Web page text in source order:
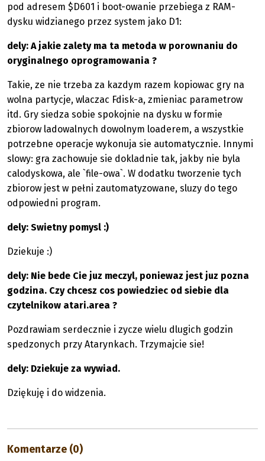
pod adresem $D601 i boot-owanie przebiega z RAM-
dysku widzianego przez system jako D1:
dely: A jakie zalety ma ta metoda w porownaniu do
oryginalnego oprogramowania ?
Takie, ze nie trzeba za kazdym razem kopiowac gry na
wolna partycje, wlaczac Fdisk-a, zmieniac parametrow
itd. Gry siedza sobie spokojnie na dysku w formie
zbiorow ladowalnych dowolnym loaderem, a wszystkie
potrzebne operacje wykonuja sie automatycznie. Innymi
slowy: gra zachowuje sie dokladnie tak, jakby nie byla
calodyskowa, ale `file-owa`. W dodatku tworzenie tych
zbiorow jest w pełni zautomatyzowane, sluzy do tego
odpowiedni program.
dely: Swietny pomysl :)
Dziekuje :)
dely: Nie bede Cie juz meczyl, poniewaz jest juz pozna
godzina. Czy chcesz cos powiedziec od siebie dla
czytelnikow atari.area ?
Pozdrawiam serdecznie i zycze wielu dlugich godzin
spedzonych przy Atarynkach. Trzymajcie sie!
dely: Dziekuje za wywiad.
Dziękuję i do widzenia.
Komentarze (0)